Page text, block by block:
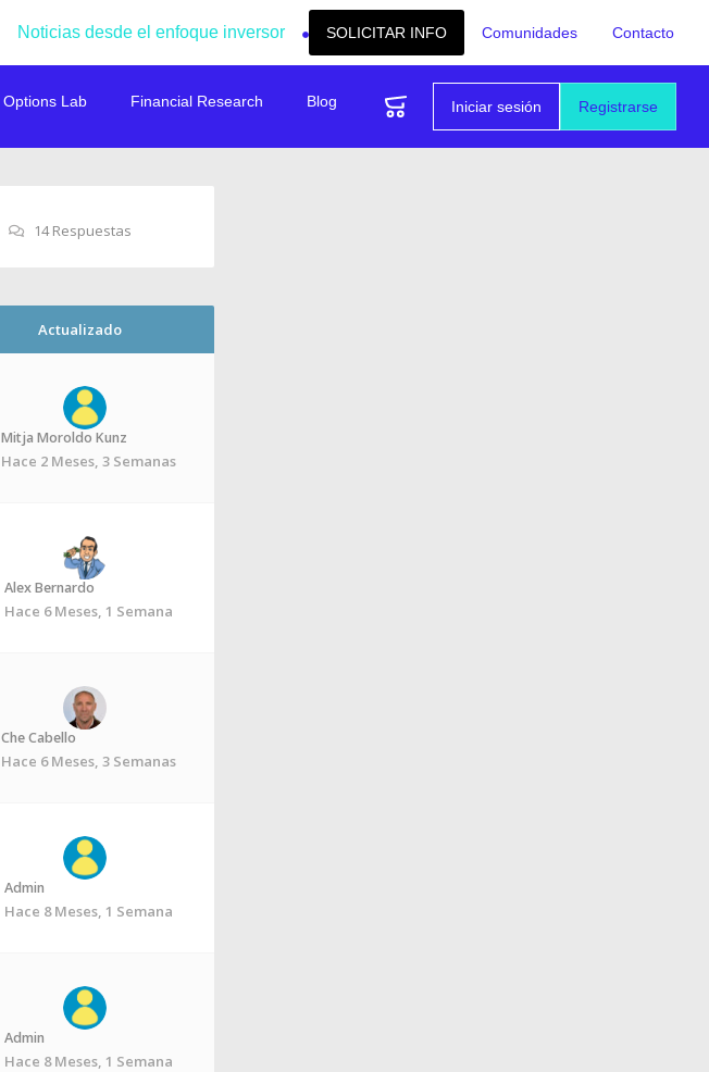
Noticias desde el enfoque inversor SOLICITAR INFO Comunidades Contacto
Registrarse
Iniciar sesión
Options Lab Financial Research Blog
14 Respuestas
Actualizado
Mitja Moroldo Kunz
Hace 2 Meses, 3 Semanas
Alex Bernardo
Hace 6 Meses, 1 Semana
Che Cabello
Hace 6 Meses, 3 Semanas
Admin
Hace 8 Meses, 1 Semana
Admin
Hace 8 Meses, 1 Semana